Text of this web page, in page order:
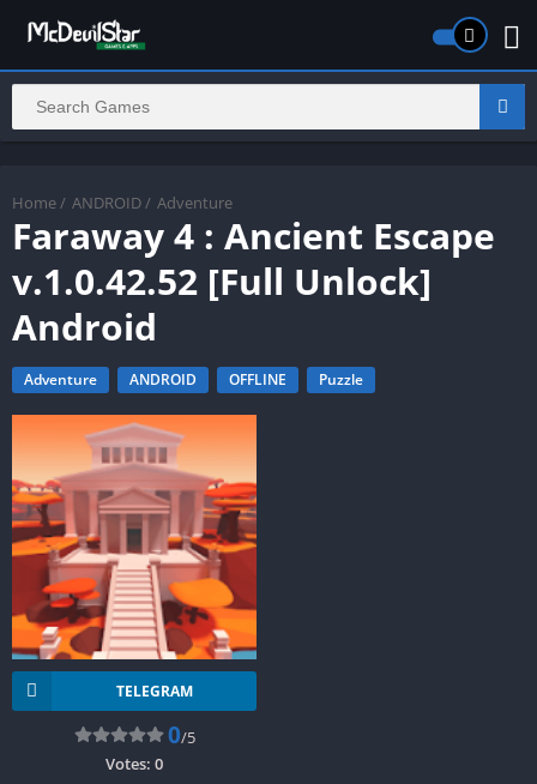
Home / ANDROID / Adventure
Faraway 4 : Ancient Escape
v.1.0.42.52 [Full Unlock]
Android
Adventure ANDROID OFFLINE Puzzle
TELEGRAM
0/5
Votes: 0